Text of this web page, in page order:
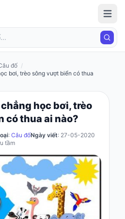
đố
bơi, trèo sông vượt biển có thua
học bơi, trèo
có thua ai nào?
: Câu đốNgày viết: 27-05-2020
tầm